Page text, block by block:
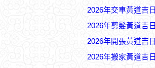
2026年交車黃道吉日
2026年剪髮黃道吉日
2026年開張黃道吉日
2026年搬家黃道吉日